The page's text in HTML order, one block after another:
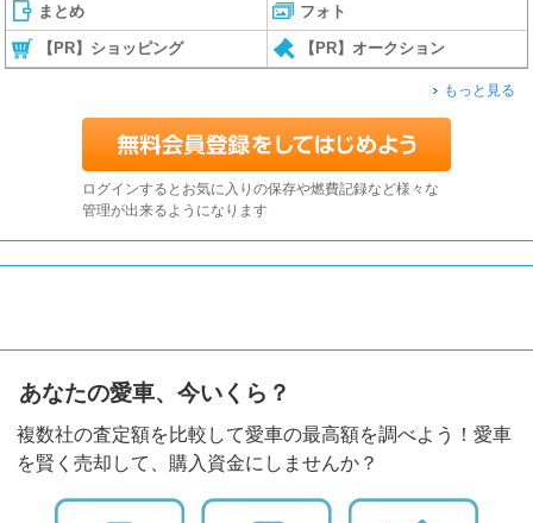
まとめ フォト
【PR】ショッピング 【PR】オークション
もっと見る
ログインするとお気に入りの保存や燃費記録など様々な
管理が出来るようになります
あなたの愛車、今いくら？
複数社の査定額を比較して愛車の最高額を調べよう！愛車
を賢く売却して、購入資金にしませんか？